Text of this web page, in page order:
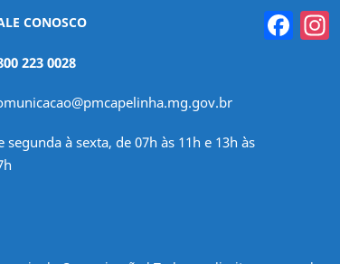
CONOSCO
223 0028
segunda à sexta, de 07h às 11h e 13h às